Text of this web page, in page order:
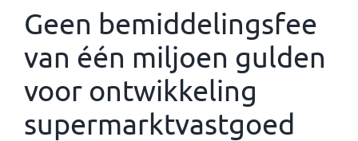
Geen bemiddelingsfee
van één miljoen gulden
voor ontwikkeling
supermarktvastgoed